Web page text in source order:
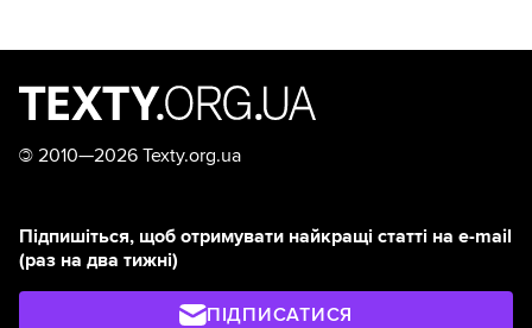
© 2010—2026 Texty.org.ua
Підпишіться, щоб отримувати найкращі статті на e-mail
(раз на два тижні)
ПІДПИСАТИСЯ